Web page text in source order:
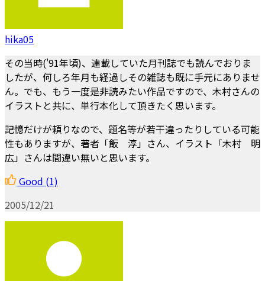
hika05
その当時('91年頃)、連載していた月刊誌でも読んでおりま
したが、何しろ年月も経過しその雑誌も既に手元にありませ
ん。でも、もう一度是非読みたい作品ですので、木村さんの
イラストと共に、単行本化して頂きたく思います。
記憶だけが頼りなので、題名等が若干違ったりしている可能
性もありますが、著者「飯 淳」さん、イラスト「木村 明
広」さんは間違い無いと思います。
Good (1)
2005/12/21